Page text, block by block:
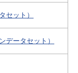
セット）
データセット）